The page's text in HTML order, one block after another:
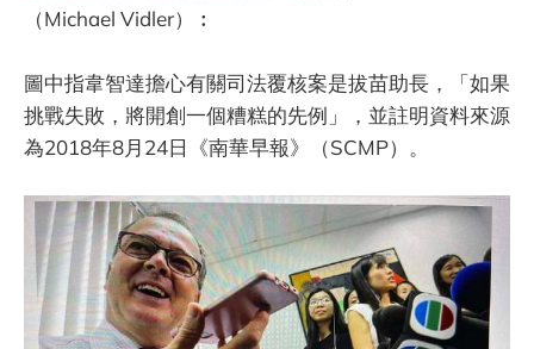
（Michael Vidler）︰
圖中指韋智達擔心有關司法覆核案是拔苗助長，「如果
挑戰失敗，將開創一個糟糕的先例」，並註明資料來源
為2018年8月24日《南華早報》（SCMP）。